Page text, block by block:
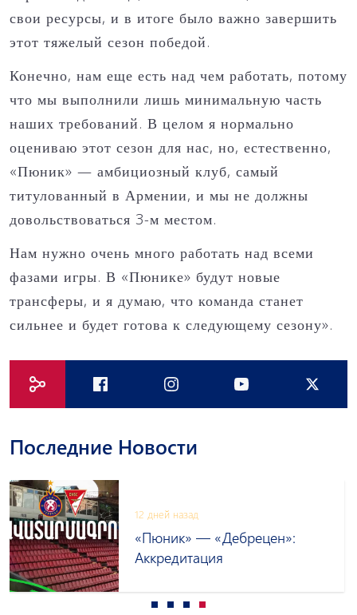
свои ресурсы, и в итоге было важно завершить
этот тяжелый сезон победой.
Конечно, нам еще есть над чем работать, потому
что мы выполнили лишь минимальную часть
наших требований. В целом я нормально
оцениваю этот сезон для нас, но, естественно,
«Пюник» — амбициозный клуб, самый
титулованный в Армении, и мы не должны
довольствоваться 3-м местом.
Нам нужно очень много работать над всеми
фазами игры. В «Пюнике» будут новые
трансферы, и я думаю, что команда станет
сильнее и будет готова к следующему сезону».
Последние Новости
12 дней назад
«Пюник» — «Дебрецен»:
Аккредитация